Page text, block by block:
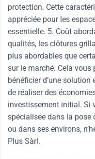
protection. Cette
appréciée pour les
essentielle. 5. Coût
qualités, les clôtures
plus abordables que
sur le marché. Cela vous
bénéficier d’une
de réaliser des
investissement initial. Si
spécialisée dans la pose
ou dans ses environs,
Plus Sàrl.